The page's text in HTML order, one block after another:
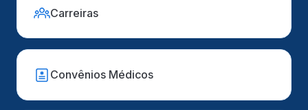
Carreiras
Convênios Médicos